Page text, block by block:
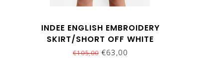
INDEE ENGLISH EMBROIDERY
SKIRT/SHORT OFF WHITE
€105,00€63,00